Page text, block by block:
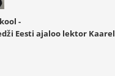
-
Eesti ajaloo lektor Kaarel